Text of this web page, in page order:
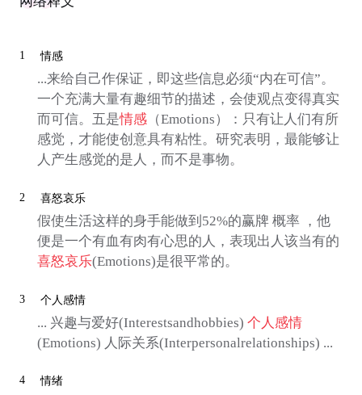
1 情感
...来给自己作保证，即这些信息必须“内在可信”。
一个充满大量有趣细节的描述，会使观点变得真实
而可信。五是情感（Emotions）：只有让人们有所
感觉，才能使创意具有粘性。研究表明，最能够让
人产生感觉的是人，而不是事物。
2 喜怒哀乐
假使生活这样的身手能做到52%的赢牌 概率 ，他
便是一个有血有肉有心思的人，表现出人该当有的
喜怒哀乐(Emotions)是很平常的。
3 个人感情
... 兴趣与爱好(Interestsandhobbies) 个人感情
(Emotions) 人际关系(Interpersonalrelationships) ...
4 情绪